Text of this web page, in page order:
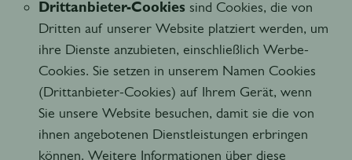
Drittanbieter-Cookies sind Cookies, die von
Dritten auf unserer Website platziert werden, um
ihre Dienste anzubieten, einschließlich Werbe-
Cookies. Sie setzen in unserem Namen Cookies
(Drittanbieter-Cookies) auf Ihrem Gerät, wenn
Sie unsere Website besuchen, damit sie die von
ihnen angebotenen Dienstleistungen erbringen
können. Weitere Informationen über diese